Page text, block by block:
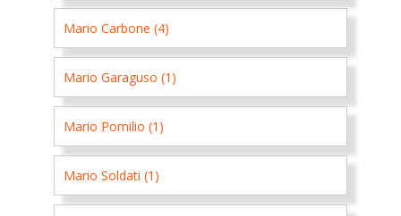
Mario Carbone (4)
Mario Garaguso (1)
Mario Pomilio (1)
Mario Soldati (1)